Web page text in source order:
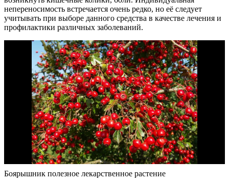
непереносимость встречается очень редко, но её следует
учитывать при выборе данного средства в качестве лечения и
профилактики различных заболеваний.
Боярышник полезное лекарственное растение